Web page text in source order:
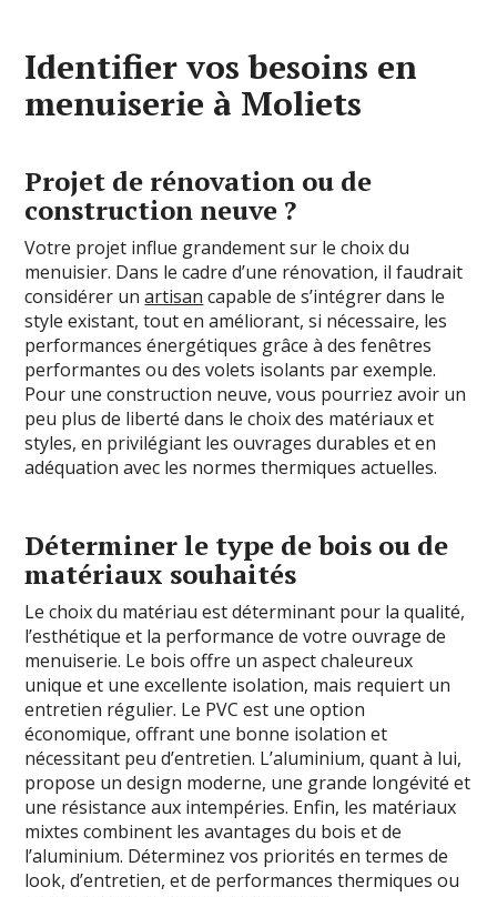
Identifier vos besoins en
menuiserie à Moliets
Projet de rénovation ou de
construction neuve ?
Votre projet influe grandement sur le choix du
menuisier. Dans le cadre d’une rénovation, il faudrait
considérer unartisan capable de s’intégrer dans le
style existant, tout en améliorant, si nécessaire, les
performances énergétiques grâce à des fenêtres
performantes ou des volets isolants par exemple.
Pour une construction neuve, vous pourriez avoir un
peu plus de liberté dans le choix des matériaux et
styles, en privilégiant les ouvrages durables et en
adéquation avec les normes thermiques actuelles.
Déterminer le type de bois ou de
matériaux souhaités
Le choix du matériau est déterminant pour la qualité,
l’esthétique et la performance de votre ouvrage de
menuiserie. Le bois offre un aspect chaleureux
unique et une excellente isolation, mais requiert un
entretien régulier. Le PVC est une option
économique, offrant une bonne isolation et
nécessitant peu d’entretien. L’aluminium, quant à lui,
propose un design moderne, une grande longévité et
une résistance aux intempéries. Enfin, les matériaux
mixtes combinent les avantages du bois et de
l’aluminium. Déterminez vos priorités en termes de
look, d’entretien, et de performances thermiques ou